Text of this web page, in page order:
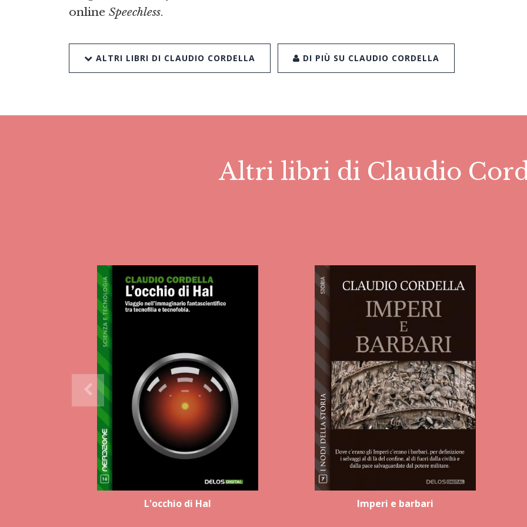
online Speechless.
ALTRI LIBRI DI CLAUDIO CORDELLA DI PIÙ SU CLAUDIO CORDELLA
Altri libri di Claudio
L'occhio di Hal Imperi e barbari